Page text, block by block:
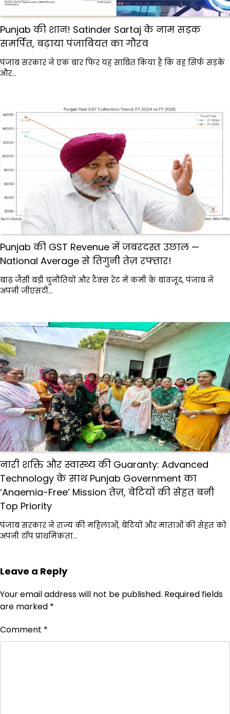
Punjab की शान! Satinder Sartaj के नाम सड़क
समर्पित, बढ़ाया पंजाबियत का गौरव
पंजाब सरकार ने एक बार फिर यह साबित किया है कि वह सिर्फ सड़कें
और…
Punjab की GST Revenue में जबरदस्त उछाल —
National Average से तिगुनी तेज़ रफ्तार!
बाढ़ जैसी बड़ी चुनौतियों और टैक्स रेट में कमी के बावजूद, पंजाब ने
अपनी जीएसटी…
नारी शक्ति और स्वास्थ्य की Guaranty: Advanced
Technology के साथ Punjab Government का
‘Anaemia-Free’ Mission तेज़, बेटियों की सेहत बनी
Top Priority
पंजाब सरकार ने राज्य की महिलाओं, बेटियों और माताओं की सेहत को
अपनी टॉप प्राथमिकता…
Leave a Reply
Your email address will not be published. Required fields
are marked *
Comment *